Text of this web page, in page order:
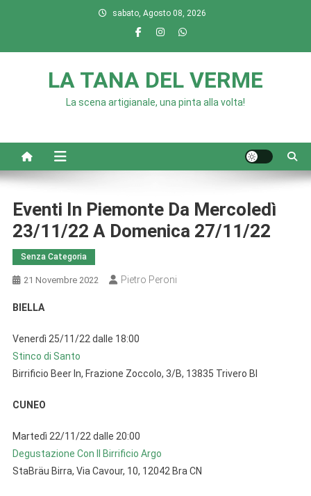
sabato, Agosto 08, 2026
LA TANA DEL VERME
La scena artigianale, una pinta alla volta!
Eventi In Piemonte Da Mercoledì
23/11/22 A Domenica 27/11/22
Senza Categoria
21 Novembre 2022 Pietro Peroni
BIELLA
Venerdì 25/11/22 dalle 18:00
Stinco di Santo
Birrificio Beer In, Frazione Zoccolo, 3/B, 13835 Trivero BI
CUNEO
Martedì 22/11/22 dalle 20:00
Degustazione Con Il Birrificio Argo
StaBräu Birra, Via Cavour, 10, 12042 Bra CN